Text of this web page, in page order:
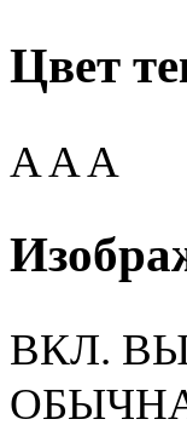
Цвет
AAA
ВКЛ.